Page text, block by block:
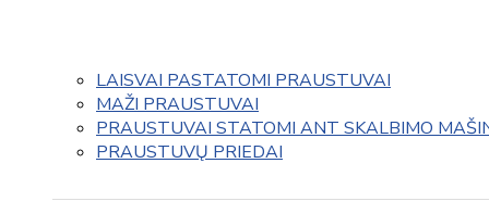
LAISVAI PASTATOMI PRAUSTUVAI
MAŽI PRAUSTUVAI
PRAUSTUVAI STATOMI ANT SKALBIMO
PRAUSTUVŲ PRIEDAI